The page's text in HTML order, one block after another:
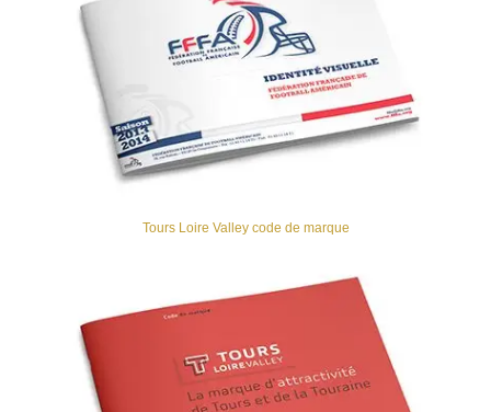
Tours Loire Valley code de marque